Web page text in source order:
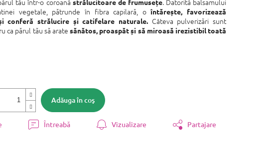
Adăuga în coş
strălucitoare de frumusețe
vegetale, pătrunde în fibra capilară, oîntărește, favorizează
conferă strălucire și catifelare naturale. Câteva pulverizări sunt
ca părul tău să aratesănătos, proaspăt și să miroasă irezistibil toată
Întreabă Vizualizare Partajare